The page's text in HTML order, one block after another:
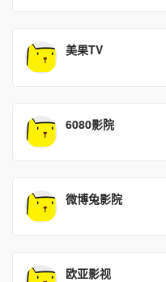
美果TV
6080影院
微博兔影院
欧亚影视